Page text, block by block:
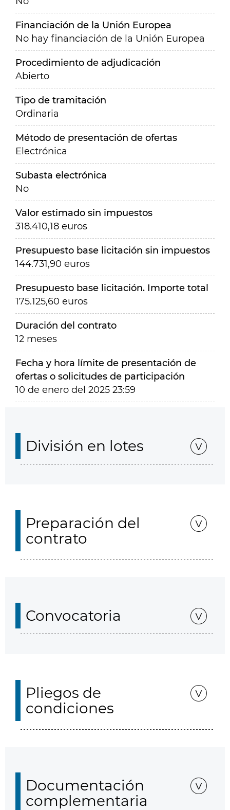
Financiación de la Unión Europea
No hay financiación de la Unión Europea
Procedimiento de adjudicación
Abierto
Tipo de tramitación
Ordinaria
Método de presentación de ofertas
Electrónica
Subasta electrónica
No
Valor estimado sin impuestos
318.410,18 euros
Presupuesto base licitación sin impuestos
144.731,90 euros
Presupuesto base licitación. Importe total
175.125,60 euros
Duración del contrato
12 meses
Fecha y hora límite de presentación de
ofertas o solicitudes de participación
10 de enero del 2025 23:59
División en lotes
Preparación del
contrato
Convocatoria
Pliegos de
condiciones
Documentación
complementaria